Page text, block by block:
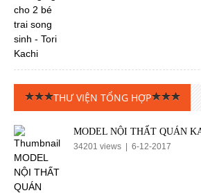
THƯ VIỆN TỔNG HỢP
MODEL NỘI THẤT QUÁN
34201 views | 6-12-2017